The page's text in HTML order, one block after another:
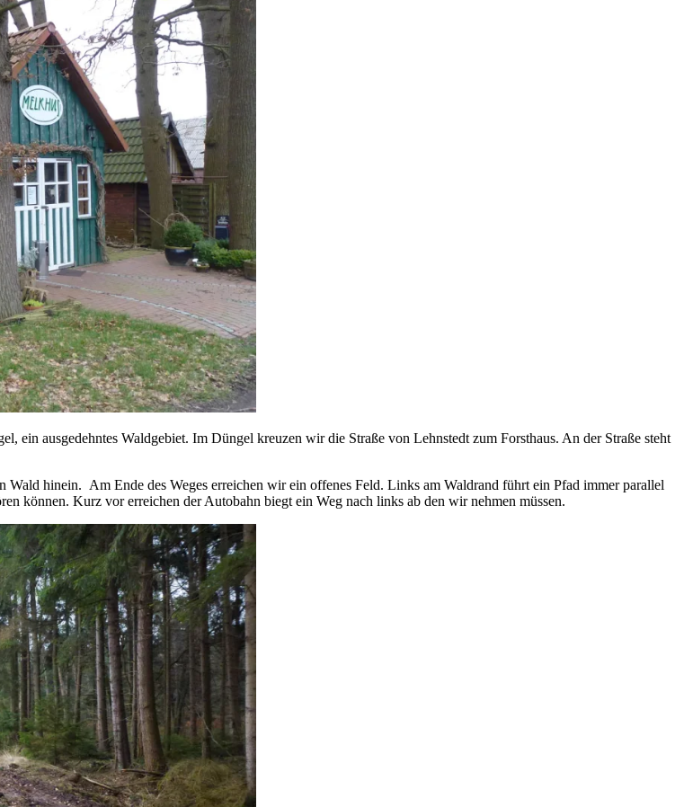
ein ausgedehntes Waldgebiet. Im Düngel kreuzen wir die Straße von Lehnstedt zum Forsthaus. An der Straße steht
hinein. Am Ende des Weges erreichen wir ein offenes Feld. Links am Waldrand führt ein Pfad immer parallel
können. Kurz vor erreichen der Autobahn biegt ein Weg nach links ab den wir nehmen müssen.